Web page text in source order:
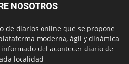
NOSOTROS
de diarios online que se propone
moderna, ágil y dinámica
del acontecer diario de
localidad